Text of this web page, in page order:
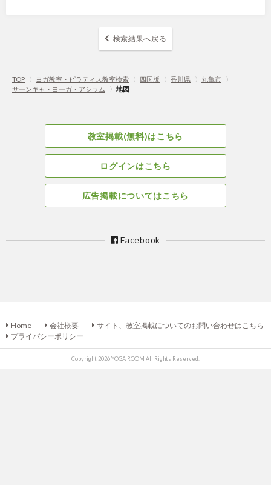
検索結果へ戻る
TOP 〉 ヨガ教室・ピラティス教室検索 〉 四国版 〉 香川県 〉 丸亀市
〉
サーンキャ・ヨーガ・アシラム
〉 地図
教室掲載(無料)はこちら
ログインはこちら
広告掲載についてはこちら
Facebook
Home 会社概要
サイト、教室掲載についてのお問い合わせはこちら
プライバシーポリシー
Copyright 2026 YOGA ROOM All Rights Reserved.